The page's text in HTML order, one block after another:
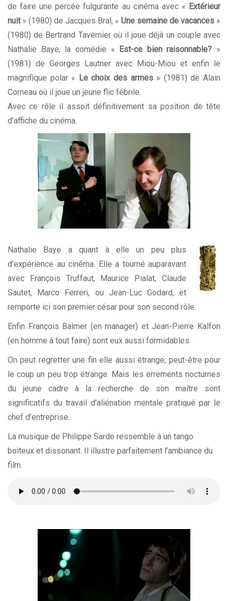
de faire une percée fulgurante au cinéma avec « Extérieur
nuit» (1980) de Jacques Bral, « Une semaine de vacances »
(1980) de Bertrand Tavernier où il joue déjà un couple avec
Nathalie Baye, la comédie «
Est-ce bien raisonnable? »
(1981) de Georges Lautner avec Miou-Miou et enfin le
magnifique polar « Le choix des armes» (1981) de Alain
Corneau où il joue un jeune flic fébrile.
Avec ce rôle il assoit définitivement sa position de tête
d’affiche du cinéma.
Nathalie Baye a quant à elle un peu plus
d’expérience au cinéma. Elle a tourné auparavant
avec François Truffaut, Maurice Pialat, Claude
Sautet, Marco Ferreri, ou Jean-Luc Godard, et
remporte ici son premier césar pour son second rôle.
Enfin François Balmer (en manager) et Jean-Pierre Kalfon
(en homme à tout faire) sont eux aussi formidables.
On peut regretter une fin elle aussi étrange; peut-être pour
le coup un peu trop étrange. Mais les errements nocturnes
du jeune cadre à la recherche de son maître sont
significatifs du travail d’aliénation mentale pratiqué par le
chef d’entreprise.
La musique de Philippe Sarde ressemble à un tango
boiteux et dissonant. Il illustre parfaitement l’ambiance du
film.